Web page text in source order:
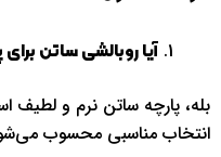
آیا روبالشی ساتن
بله، پارچه ساتن نرم و
انتخاب مناسبی محسوب